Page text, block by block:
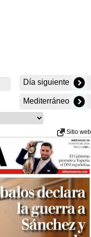
Día siguiente
Mediterráneo
Sitio web